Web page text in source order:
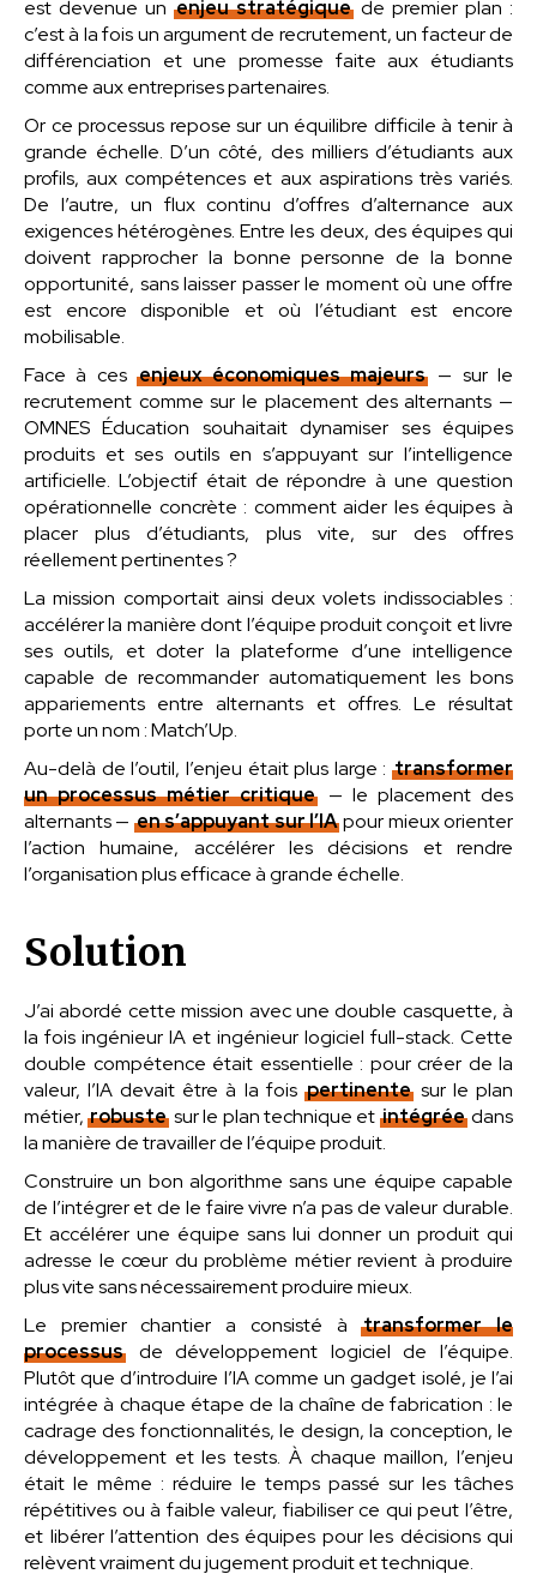
est devenue unenjeu stratégiquede premier plan :
c’est à la fois un argument de recrutement, un facteur de
différenciation et une promesse faite aux étudiants
comme aux entreprises partenaires.
Or ce processus repose sur un équilibre difficile à tenir à
grande échelle. D’un côté, des milliers d’étudiants aux
profils, aux compétences et aux aspirations très variés.
De l’autre, un flux continu d’offres d’alternance aux
exigences hétérogènes. Entre les deux, des équipes qui
doivent rapprocher la bonne personne de la bonne
opportunité, sans laisser passer le moment où une offre
est encore disponible et où l’étudiant est encore
mobilisable.
Face à ces enjeux économiques majeurs — sur le
recrutement comme sur le placement des alternants —
OMNES Éducation souhaitait dynamiser ses équipes
produits et ses outils en s’appuyant sur l’intelligence
artificielle. L’objectif était de répondre à une question
opérationnelle concrète : comment aider les équipes à
placer plus d’étudiants, plus vite, sur des offres
réellement pertinentes ?
La mission comportait ainsi deux volets indissociables :
accélérer la manière dont l’équipe produit conçoit et livre
ses outils, et doter la plateforme d’une intelligence
capable de recommander automatiquement les bons
appariements entre alternants et offres. Le résultat
porte un nom : Match’Up.
Au-delà de l’outil, l’enjeu était plus large :transformer
un processus métier critique — le placement des
alternants — en s’appuyant sur l’IApour mieux orienter
l’action humaine, accélérer les décisions et rendre
l’organisation plus efficace à grande échelle.
Solution
J’ai abordé cette mission avec une double casquette, à
la fois ingénieur IA et ingénieur logiciel full-stack. Cette
double compétence était essentielle : pour créer de la
valeur, l’IA devait être à la fois pertinentesur le plan
métier,robuste sur le plan technique et intégréedans
la manière de travailler de l’équipe produit.
Construire un bon algorithme sans une équipe capable
de l’intégrer et de le faire vivre n’a pas de valeur durable.
Et accélérer une équipe sans lui donner un produit qui
adresse le cœur du problème métier revient à produire
plus vite sans nécessairement produire mieux.
Le premier chantier a consisté àtransformer le
processusde développement logiciel de l’équipe.
Plutôt que d’introduire l’IA comme un gadget isolé, je l’ai
intégrée à chaque étape de la chaîne de fabrication : le
cadrage des fonctionnalités, le design, la conception, le
développement et les tests. À chaque maillon, l’enjeu
était le même : réduire le temps passé sur les tâches
répétitives ou à faible valeur, fiabiliser ce qui peut l’être,
et libérer l’attention des équipes pour les décisions qui
relèvent vraiment du jugement produit et technique.